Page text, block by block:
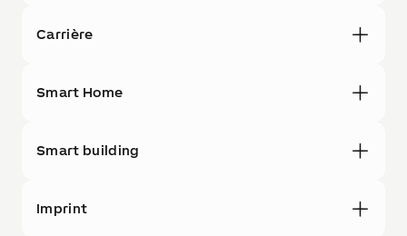
Carrière
Smart Home
Smart building
Imprint